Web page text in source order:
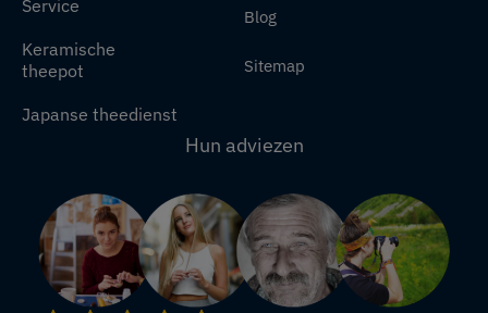
Service
Keramische
theepot
Japanse theedienst
Blog
Sitemap
Hun adviezen